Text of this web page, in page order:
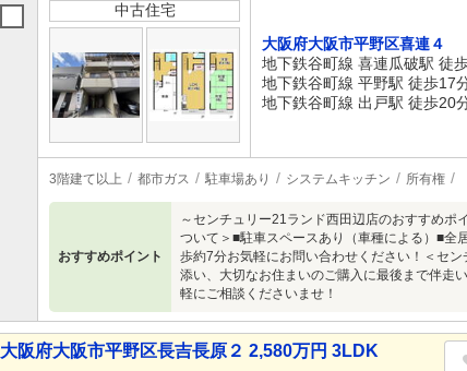
中古住宅
大阪府大阪市平野区喜連４
地下鉄谷町線 喜連瓜破駅 徒
地下鉄谷町線 平野駅 徒歩17
地下鉄谷町線 出戸駅 徒歩20
3階建て以上 都市ガス 駐車場あり システムキッチン 所有権
おすすめポイント
～センチュリー21ランド西田辺店のおすすめポ
ついて＞■駐車スペースあり（車種による）■全
歩約7分お気軽にお問い合わせください！＜セ
添い、大切なお住まいのご購入に最後まで伴走
軽にご相談くださいませ！
大阪府大阪市平野区長吉長原２ 2,580万円 3LDK